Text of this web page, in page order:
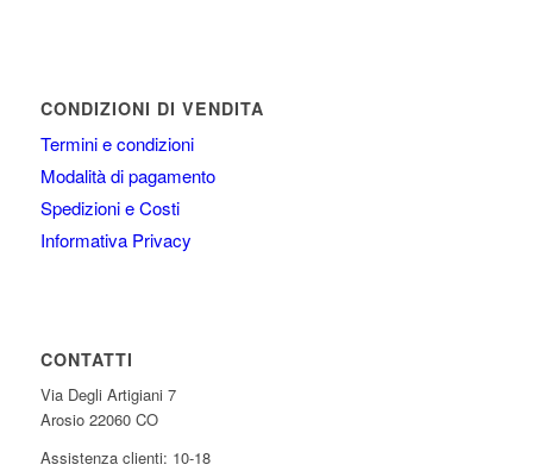
CONDIZIONI DI VENDITA
Termini e condizioni
Modalità di pagamento
Spedizioni e Costi
Informativa Privacy
CONTATTI
Via Degli Artigiani 7
Arosio 22060 CO
Assistenza clienti: 10-18